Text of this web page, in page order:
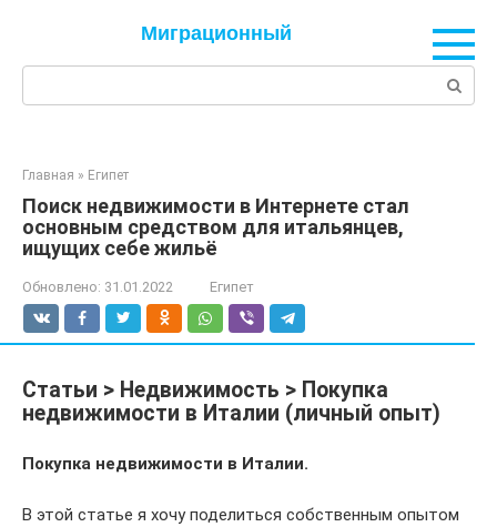
Миграционный
Главная » Египет
Поиск недвижимости в Интернете стал
основным средством для итальянцев,
ищущих себе жильё
Обновлено: 31.01.2022 Египет
Статьи > Недвижимость > Покупка
недвижимости в Италии (личный опыт)
Покупка недвижимости в Италии.
В этой статье я хочу поделиться собственным опытом